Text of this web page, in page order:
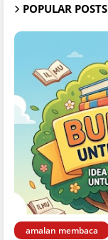
POPULAR POSTS
amalan membaca